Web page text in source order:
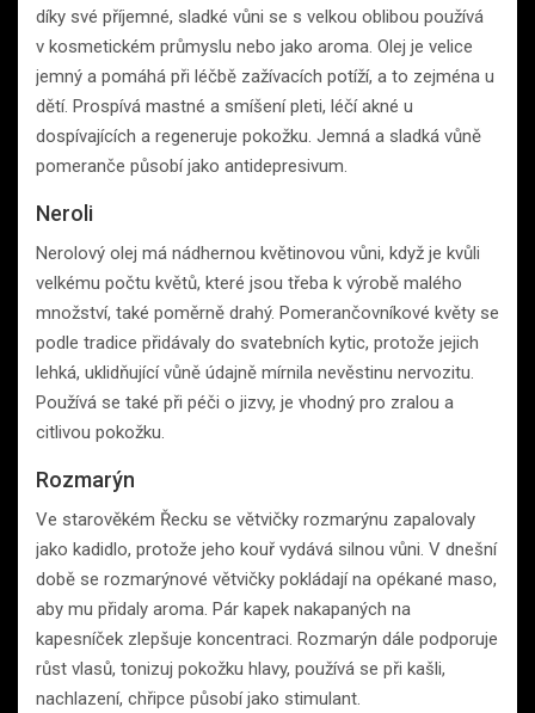
díky své příjemné, sladké vůni se s velkou oblibou používá
v kosmetickém průmyslu nebo jako aroma. Olej je velice
jemný a pomáhá při léčbě zažívacích potíží, a to zejména u
dětí. Prospívá mastné a smíšení pleti, léčí akné u
dospívajících a regeneruje pokožku. Jemná a sladká vůně
pomeranče působí jako antidepresivum.
Neroli
Nerolový olej má nádhernou květinovou vůni, když je kvůli
velkému počtu květů, které jsou třeba k výrobě malého
množství, také poměrně drahý. Pomerančovníkové květy se
podle tradice přidávaly do svatebních kytic, protože jejich
lehká, uklidňující vůně údajně mírnila nevěstinu nervozitu.
Používá se také při péči o jizvy, je vhodný pro zralou a
citlivou pokožku.
Rozmarýn
Ve starověkém Řecku se větvičky rozmarýnu zapalovaly
jako kadidlo, protože jeho kouř vydává silnou vůni. V dnešní
době se rozmarýnové větvičky pokládají na opékané maso,
aby mu přidaly aroma. Pár kapek nakapaných na
kapesníček zlepšuje koncentraci. Rozmarýn dále podporuje
růst vlasů, tonizuj pokožku hlavy, používá se při kašli,
nachlazení, chřipce působí jako stimulant.